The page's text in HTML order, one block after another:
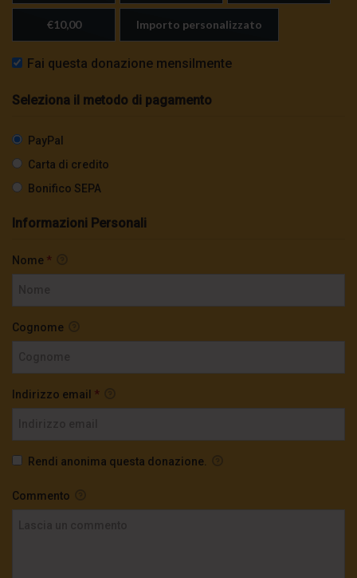
€10,00 Importo personalizzato
Fai questa donazione mensilmente
Seleziona il metodo di pagamento
PayPal
Carta di credito
Bonifico SEPA
Informazioni Personali
Nome *
Cognome
Indirizzo email *
Rendi anonima questa donazione.
Commento